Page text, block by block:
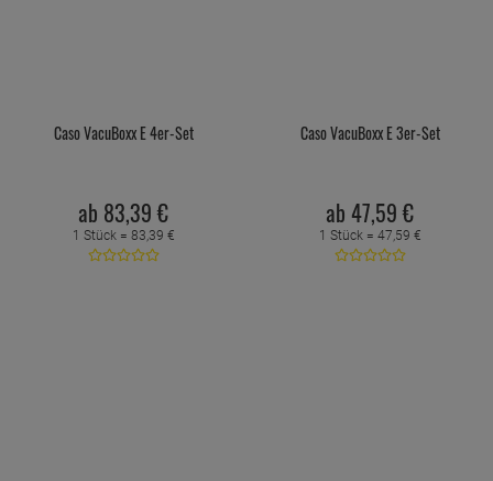
Caso VacuBoxx E 4er-Set
ab 83,39 €
1 Stück = 83,39 €
Caso VacuBoxx E 3er-Set
ab 47,59 €
1 Stück = 47,59 €